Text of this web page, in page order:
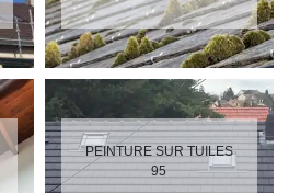
PEINTURE SUR TUILES
95